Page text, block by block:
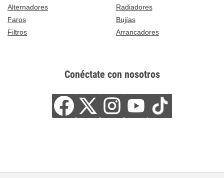
Alternadores
Radiadores
Faros
Bujías
Filtros
Arrancadores
Conéctate con nosotros